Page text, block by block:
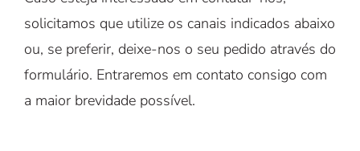
solicitamos que utilize os canais indicados abaixo
ou, se preferir, deixe-nos o seu pedido através do
formulário. Entraremos em contato consigo com
a maior brevidade possível.